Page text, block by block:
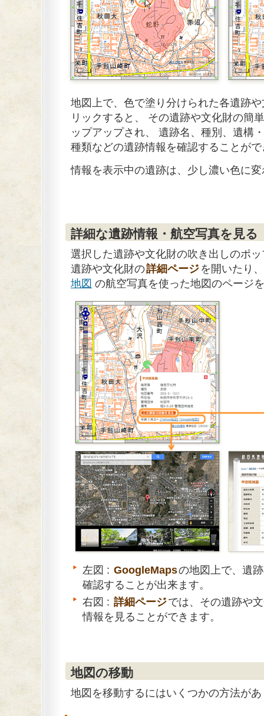
地図上で、色で塗り分けられた各遺跡
リックすると、 その遺跡や文化財の簡
ップアップされ、 遺跡名、種別、遺構
種類などの遺跡情報を確認することが
情報を表示中の遺跡は、少し濃い色に
詳細な遺跡情報・航空写真を見る
選択した遺跡や文化財の吹き出しのポ
遺跡や文化財の詳細ページ を開いたり
地図 の航空写真を使った地図のページ
左図 : GoogleMapsの地図上で、遺
確認することが出来ます。
右図 : 詳細ページでは、その遺跡や
情報を見ることができます。
地図の移動
地図を移動するにはいくつかの方法が